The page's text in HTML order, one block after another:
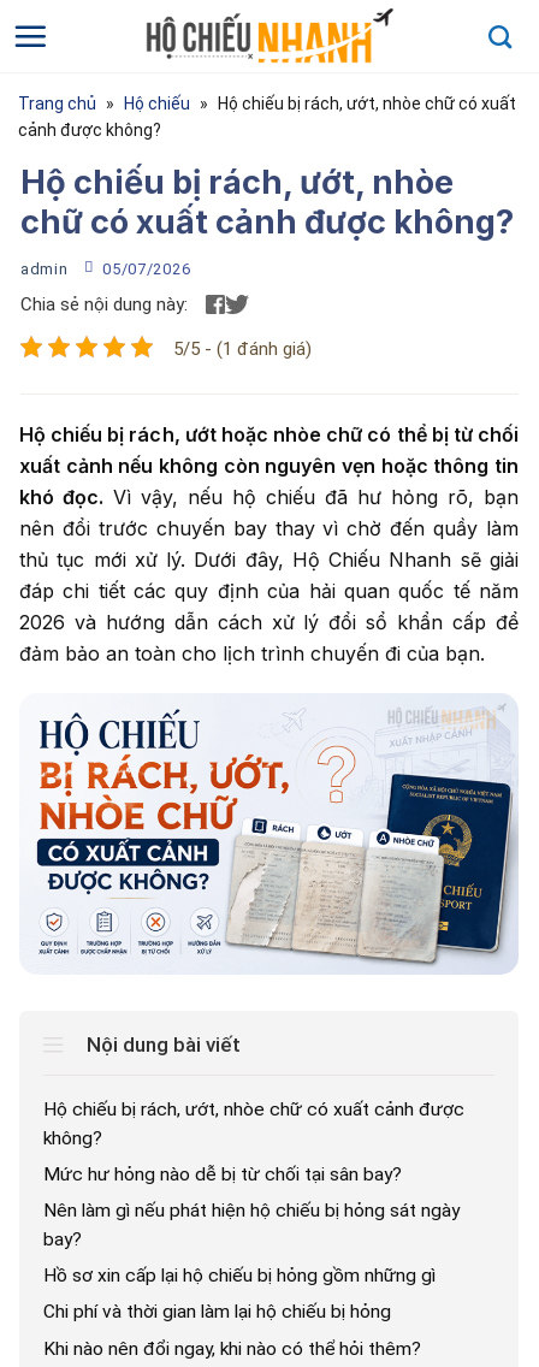
qua
dung
Trang chủ » Hộ chiếu »
Hộ chiếu bị rách, ướt, nhòe chữ có xuất
cảnh được không?
Hộ chiếu bị rách, ướt, nhòe
chữ có xuất cảnh được không?
admin 05/07/2026
Chia sẻ nội dung này:
5/5 - (1 đánh giá)
Hộ chiếu bị rách, ướt hoặc nhòe chữ có thể bị từ chối
xuất cảnh nếu không còn nguyên vẹn hoặc thông tin
khó đọc. Vì vậy, nếu hộ chiếu đã hư hỏng rõ, bạn
nên đổi trước chuyến bay thay vì chờ đến quầy làm
thủ tục mới xử lý. Dưới đây, Hộ Chiếu Nhanh sẽ giải
đáp chi tiết các quy định của hải quan quốc tế năm
2026 và hướng dẫn cách xử lý đổi sổ khẩn cấp để
đảm bảo an toàn cho lịch trình chuyến đi của bạn.
Nội dung bài viết
Hộ chiếu bị rách, ướt, nhòe chữ có xuất cảnh được
không?
Mức hư hỏng nào dễ bị từ chối tại sân bay?
Nên làm gì nếu phát hiện hộ chiếu bị hỏng sát ngày
bay?
Hồ sơ xin cấp lại hộ chiếu bị hỏng gồm những gì
Chi phí và thời gian làm lại hộ chiếu bị hỏng
Khi nào nên đổi ngay, khi nào có thể hỏi thêm?
Họ và tên của bạn
Điện thoại*
Nhập số điện thoại
cần được tư vấn
Dịch vụ cần tư
vấn
Tư vấn
cho tôi